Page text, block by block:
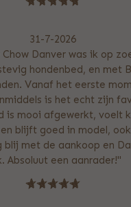
31-7-2026
Danver was ik op
hondenbed, en met
Vanaf het eerste
is het echt zijn
is mooi afgewerkt, voelt
blijft goed in model,
blij met de aankoop en
Absoluut een aanrader!"